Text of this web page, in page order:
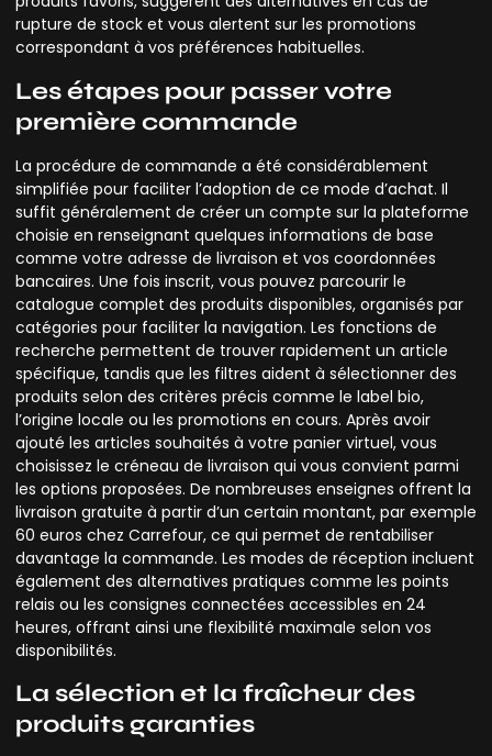
rupture de stock et vous alertent sur les promotions
correspondant à vos préférences habituelles.
Les étapes pour passer votre
première commande
La procédure de commande a été considérablement
simplifiée pour faciliter l’adoption de ce mode d’achat. Il
suffit généralement de créer un compte sur la plateforme
choisie en renseignant quelques informations de base
comme votre adresse de livraison et vos coordonnées
bancaires. Une fois inscrit, vous pouvez parcourir le
catalogue complet des produits disponibles, organisés par
catégories pour faciliter la navigation. Les fonctions de
recherche permettent de trouver rapidement un article
spécifique, tandis que les filtres aident à sélectionner des
produits selon des critères précis comme le label bio,
l’origine locale ou les promotions en cours. Après avoir
ajouté les articles souhaités à votre panier virtuel, vous
choisissez le créneau de livraison qui vous convient parmi
les options proposées. De nombreuses enseignes offrent la
livraison gratuite à partir d’un certain montant, par exemple
60 euros chez Carrefour, ce qui permet de rentabiliser
davantage la commande. Les modes de réception incluent
également des alternatives pratiques comme les points
relais ou les consignes connectées accessibles en 24
heures, offrant ainsi une flexibilité maximale selon vos
disponibilités.
La sélection et la fraîcheur des
produits garanties